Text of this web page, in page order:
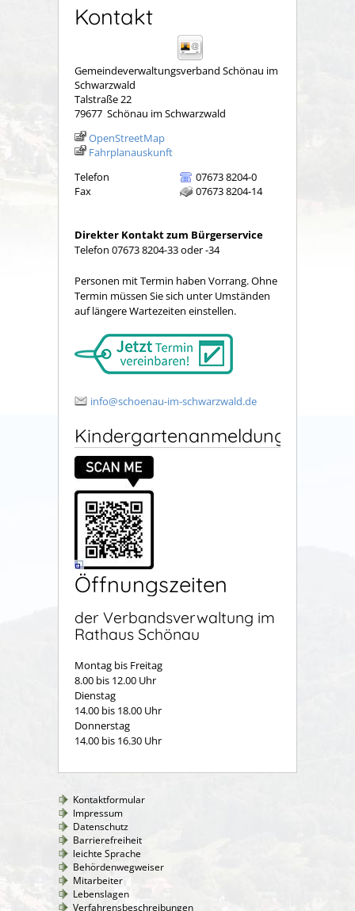
Kontakt
Gemeindeverwaltungsverband Schönau im
Schwarzwald
Talstraße 22
79677 Schönau im Schwarzwald
OpenStreetMap
Fahrplanauskunft
Telefon
07673 8204-0
Fax
07673 8204-14
Direkter Kontakt zum Bürgerservice
Telefon 07673 8204-33 oder -34
Personen mit Termin haben Vorrang. Ohne
Termin müssen Sie sich unter Umständen
auf längere Wartezeiten einstellen.
info@schoenau-im-schwarzwald.de
Kindergartenanmeldung
Öffnungszeiten
der Verbandsverwaltung im
Rathaus Schönau
Montag bis Freitag
8.00 bis 12.00 Uhr
Dienstag
14.00 bis 18.00 Uhr
Donnerstag
14.00 bis 16.30 Uhr
Kontaktformular
Impressum
Datenschutz
Barrierefreiheit
leichte Sprache
Behördenwegweiser
Mitarbeiter
Lebenslagen
Verfahrensbeschreibungen